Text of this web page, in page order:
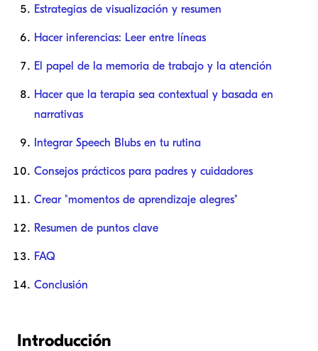
Estrategias de visualización y resumen
Hacer inferencias: Leer entre líneas
El papel de la memoria de trabajo y la atención
Hacer que la terapia sea contextual y basada en
narrativas
Integrar Speech Blubs en tu rutina
Consejos prácticos para padres y cuidadores
Crear "momentos de aprendizaje alegres"
Resumen de puntos clave
FAQ
Conclusión
Introducción